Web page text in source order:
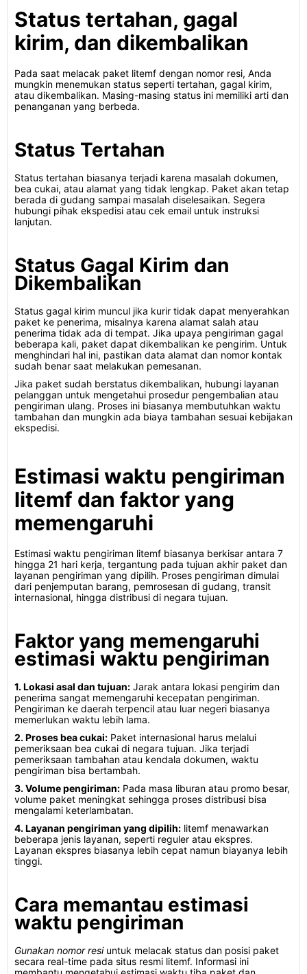
Status tertahan, gagal
kirim, dan dikembalikan
Pada saat melacak paket litemf dengan nomor resi, Anda
mungkin menemukan status seperti tertahan, gagal kirim,
atau dikembalikan. Masing-masing status ini memiliki arti dan
penanganan yang berbeda.
Status Tertahan
Status tertahan biasanya terjadi karena masalah dokumen,
bea cukai, atau alamat yang tidak lengkap. Paket akan tetap
berada di gudang sampai masalah diselesaikan. Segera
hubungi pihak ekspedisi atau cek email untuk instruksi
lanjutan.
Status Gagal Kirim dan
Dikembalikan
Status gagal kirim muncul jika kurir tidak dapat menyerahkan
paket ke penerima, misalnya karena alamat salah atau
penerima tidak ada di tempat. Jika upaya pengiriman gagal
beberapa kali, paket dapat dikembalikan ke pengirim. Untuk
menghindari hal ini, pastikan data alamat dan nomor kontak
sudah benar saat melakukan pemesanan.
Jika paket sudah berstatus dikembalikan, hubungi layanan
pelanggan untuk mengetahui prosedur pengembalian atau
pengiriman ulang. Proses ini biasanya membutuhkan waktu
tambahan dan mungkin ada biaya tambahan sesuai kebijakan
ekspedisi.
Estimasi waktu pengiriman
litemf dan faktor yang
memengaruhi
Estimasi waktu pengiriman litemf biasanya berkisar antara 7
hingga 21 hari kerja, tergantung pada tujuan akhir paket dan
layanan pengiriman yang dipilih. Proses pengiriman dimulai
dari penjemputan barang, pemrosesan di gudang, transit
internasional, hingga distribusi di negara tujuan.
Faktor yang memengaruhi
estimasi waktu pengiriman
1. Lokasi asal dan tujuan: Jarak antara lokasi pengirim dan
penerima sangat memengaruhi kecepatan pengiriman.
Pengiriman ke daerah terpencil atau luar negeri biasanya
memerlukan waktu lebih lama.
2. Proses bea cukai: Paket internasional harus melalui
pemeriksaan bea cukai di negara tujuan. Jika terjadi
pemeriksaan tambahan atau kendala dokumen, waktu
pengiriman bisa bertambah.
3. Volume pengiriman: Pada masa liburan atau promo besar,
volume paket meningkat sehingga proses distribusi bisa
mengalami keterlambatan.
4. Layanan pengiriman yang dipilih: litemf menawarkan
beberapa jenis layanan, seperti reguler atau ekspres.
Layanan ekspres biasanya lebih cepat namun biayanya lebih
tinggi.
Cara memantau estimasi
waktu pengiriman
Gunakan nomor resiuntuk melacak status dan posisi paket
secara real-time pada situs resmi litemf. Informasi ini